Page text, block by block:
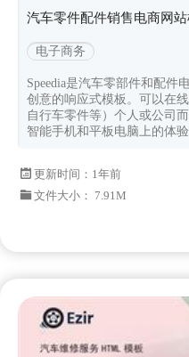
汽车零件配件销售电商网站
电子商务
Speedia是汽车零部件和配件
创意的响应式模板。可以在
自行车零件等）个人或公司
智能手机和平板电脑上的体验
更新时间： 1年前
文件大小： 7.91M